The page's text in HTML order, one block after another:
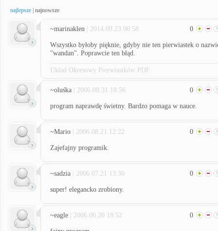
najlepsze najnowsze
~marinaklen | 2014.09.23 00:58 0
Wszystko byłoby pięknie, gdyby nie ten pierwiastek o
"wandan". Poprawcie ten błąd.
Układ Okresowy Pierwiastków PDF
~oluśka | 2006.08.31 18:56 0
program naprawdę świetny. Bardzo pomaga w nauce.
~Mario | 2006.08.21 12:22 0
Zajefajny programik.
~sadzia | 2006.07.21 13:30 0
super! elegancko zrobiony.
~eagle | 2006.06.20 18:52 0